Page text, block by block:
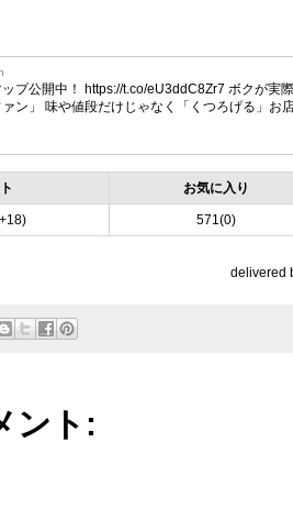
プ公開中！ https://t.co/eU3ddC8Zr7 ボクが実
ン」 味や値段だけじゃなく「くつろげる」お
お気に入り
571(0)
delivered
ント: